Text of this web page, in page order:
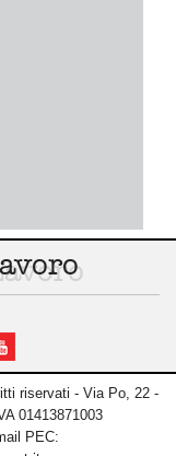
riservati - Via Po, 22 -
01413871003
PEC: